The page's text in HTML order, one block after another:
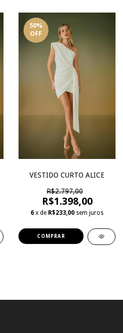
50%
OFF
VESTIDO CURTO ALICE
R$2.797,00
R$1.398,00
6 x de R$233,00 sem juros
COMPRAR